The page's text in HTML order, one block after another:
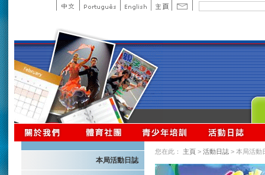
本局活動日誌
您在此： 主頁 > 活動日誌 > 本局活動